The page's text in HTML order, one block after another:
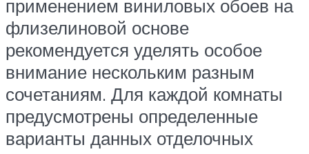
применением виниловых обоев на
флизелиновой основе
рекомендуется уделять особое
внимание нескольким разным
сочетаниям. Для каждой комнаты
предусмотрены определенные
варианты данных отделочных